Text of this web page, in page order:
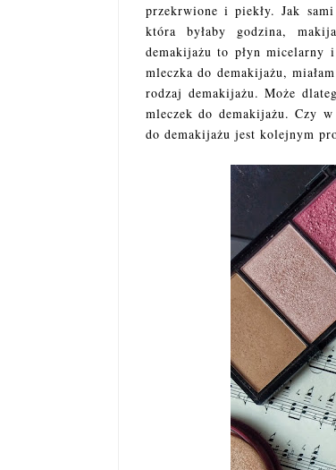
przekrwione i piekły. Jak
która byłaby godzina,
demakijażu to płyn micelarny
mleczka do demakijażu,
rodzaj demakijażu. Może
mleczek do demakijażu. Czy
do demakijażu jest kolejnym